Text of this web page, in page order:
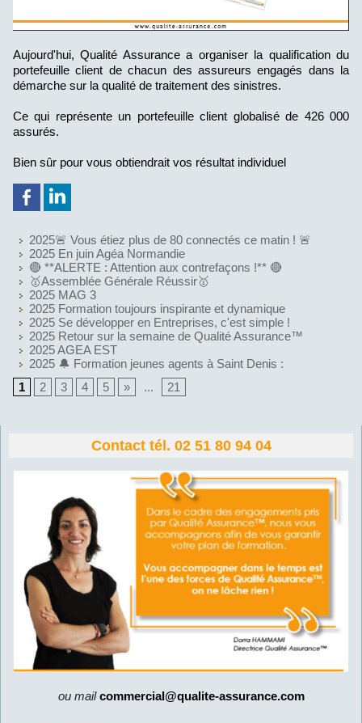
Contact tél. 02 51 80 94 04
ou mailcommercial@qualite-assurance.com
Aujourd'hui, Qualité Assurance a organiser la qualification du
portefeuille client de chacun des assureurs engagés dans la
démarche sur la qualité de traitement des sinistres.
Ce qui représente un portefeuille client globalisé de 426 000
assurés.
Bien sûr pour vous obtiendrait vos résultat individuel
2025🚨 Vous étiez plus de 80 connectés ce matin ! 🚨
2025 En juin Agéa Normandie
🔴 **ALERTE : Attention aux contrefaçons !** 🔴
🥇Assemblée Générale Réussir🥇
2025 MAG 3
2025 Formation toujours inspirante et dynamique
2025 Se développer en Entreprises, c'est simple !
2025 Retour sur la semaine de Qualité Assurance™
2025 AGEA EST
2025 🔔 Formation jeunes agents à Saint Denis :
1
2 3 4 5 » ... 21